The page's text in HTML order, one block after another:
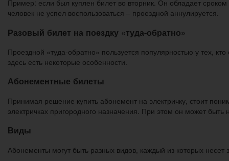
Пример: если был куплен билет во вторник. Он обладает
человек не успел воспользоваться – проездной аннулируется.
Разовый билет на поездку «туда-обратно»
Проездной «туда-обратно» пользуется популярностью у тех,
здесь есть некоторые особенности.
Абонементные билеты
Принимая решение купить абонемент на электричку, стоит
электричках пригородного назначения. При этом он может быть
Виды
Абонементы могут быть разных видов, каждый из которых